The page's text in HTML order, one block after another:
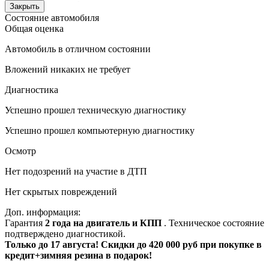
Закрыть
Состояние автомобиля
Общая оценка
Автомобиль в отличном состоянии
Вложений никаких не требует
Диагностика
Успешно прошел техническую диагностику
Успешно прошел компьютерную диагностику
Осмотр
Нет подозрений на участие в ДТП
Нет скрытых повреждений
Доп. информация:
Гарантия 2 года на двигатель и КПП . Техническое состояние
подтверждено диагностикой.
Только до 17 августа! Скидки до 420 000 руб при покупке в
кредит+зимняя резина в подарок!